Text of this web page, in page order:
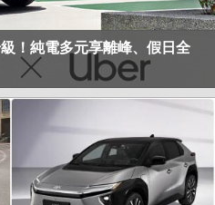
！純電多元享離峰、假日全